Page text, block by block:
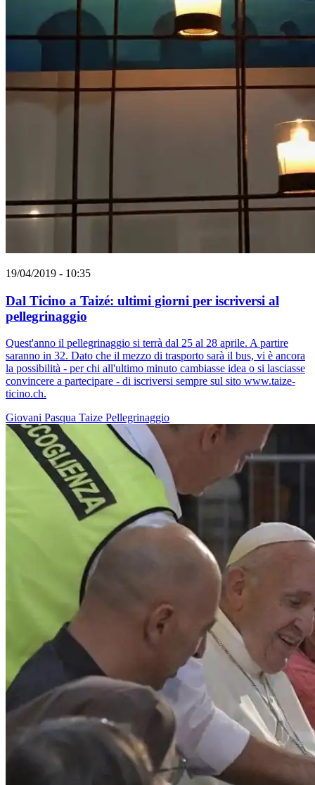
19/04/2019 - 10:35
Dal Ticino a Taizé: ultimi giorni per iscriversi al
pellegrinaggio
Quest'anno il pellegrinaggio si terrà dal 25 al 28 aprile. A partire
saranno in 32. Dato che il mezzo di trasporto sarà il bus, vi è ancora
la possibilità - per chi all'ultimo minuto cambiasse idea o si lasciasse
convincere a partecipare - di iscriversi sempre sul sito www.taize-
ticino.ch.
Giovani Pasqua Taize Pellegrinaggio